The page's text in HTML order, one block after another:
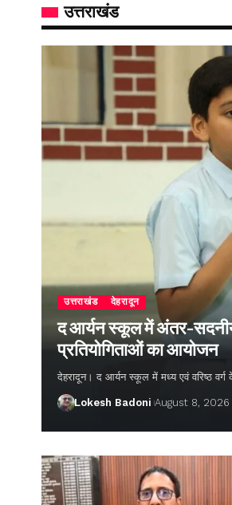
उत्तराखंड
उत्तराखंड देहरादून
द आर्यन स्कूल में अंतर-
प्रतियोगिताओं का आयोजन
देहरादून। द आर्यन स्कूल में मध्य एवं वरिष्ठ वर्ग के
Lokesh Badoni August 8, 2026